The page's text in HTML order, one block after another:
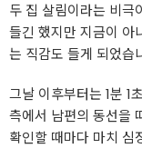
두 집 살림이라는 비극
들긴 했지만 지금이 아
는 직감도 들게 되었습
그날 이후부터는 1분 1
측에서 남편의 동선을
확인할 때마다 마치 심